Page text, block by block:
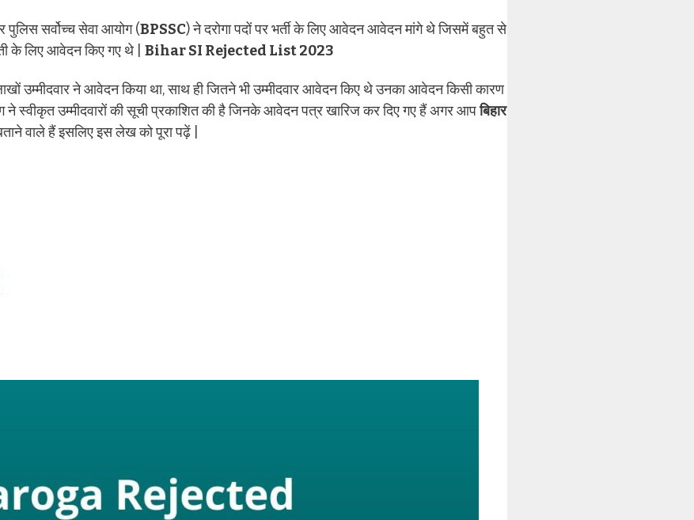
पुलिस सर्वोच्च सेवा आयोग (BPSSC) ने दरोगा पदों पर भर्ती के लिए आवेदन आवेदन मांगे थे जिसमें बहुत से
के लिए आवेदन किए गए थे | Bihar SI Rejected List 2023
ने आवेदन किया था, साथ ही जितने भी उम्मीदवार आवेदन किए थे उनका आवेदन किसी कारण
ने स्वीकृत उम्मीदवारों की सूची प्रकाशित की है जिनके आवेदन पत्र खारिज कर दिए गए हैं अगर आपबिहार
वाले हैं इसलिए इस लेख को पूरा पढ़ें |